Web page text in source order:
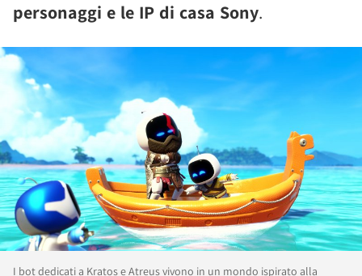
personaggi e le IP di casa Sony.
I bot dedicati a Kratos e Atreus vivono in un mondo ispirato alla